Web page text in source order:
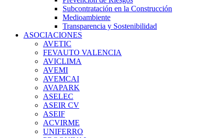
Subcontratación en la Construcción
Medioambiente
Transparencia y Sostenibilidad
ASOCIACIONES
AVETIC
FEVAUTO VALENCIA
AVICLIMA
AVEMI
AVEMCAI
AVAPARK
ASELEC
ASEIR CV
ASEIF
ACVIRME
UNIFERRO